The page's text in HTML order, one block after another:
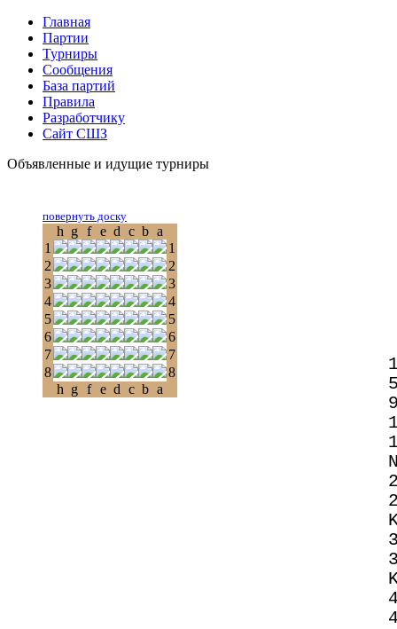
Главная
Партии
Турниры
Сообщения
База партий
Правила
Разработчику
Сайт СШЗ
Объявленные и идущие турниры
повернуть доску
h g f e d c b a
1
1
2
2
3
3
4
4
5
5
6
6
7
7
8
8
h g f e d c b a